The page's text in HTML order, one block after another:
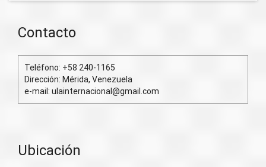
Contacto
Teléfono: +58 240-1165
Dirección: Mérida, Venezuela
e-mail: ulainternacional@gmail.com
Ubicación